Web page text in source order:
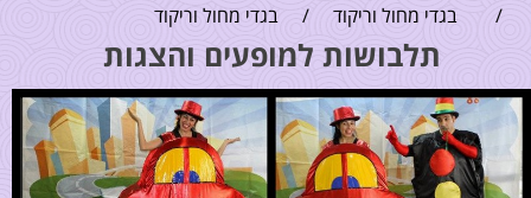
/ בגדי מחול וריקוד / בגדי מחול וריקוד
תלבושות למופעים והצגות